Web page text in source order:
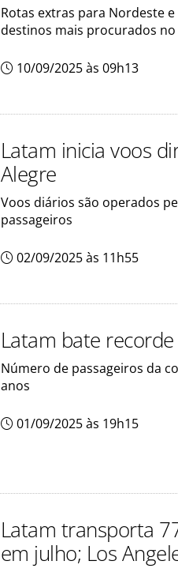
Rotas extras para Nordeste
destinos mais procurados
10/09/2025 às 09h13
Latam inicia voos
Alegre
Voos diários são operados
passageiros
02/09/2025 às 11h55
Latam bate
Número de passageiros da
anos
01/09/2025 às 19h15
Latam transporta
em julho; Los